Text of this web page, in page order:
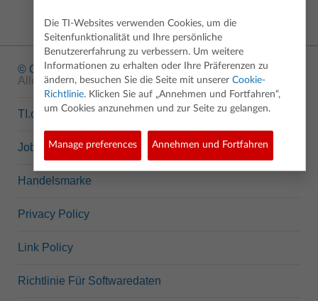
© Copyright1995-2026 Texas Instruments Incorporated.
Alle Rechte vorbehalten.
TI.com
Jobs bei TI
Handelsmarke
Privacy Policy
Link Policy
Richtlinie Für Softwaredaten
Die TI-Websites verwenden Cookies, um die
Seitenfunktionalität und Ihre persönliche
Benutzererfahrung zu verbessern. Um weitere
Informationen zu erhalten oder Ihre Präferenzen zu
ändern, besuchen Sie die Seite mit unserer Cookie-
Richtlinie. Klicken Sie auf „Annehmen und Fortfahren“,
um Cookies anzunehmen und zur Seite zu gelangen.
Manage preferences Annehmen und Fortfahren